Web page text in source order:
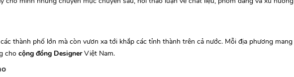
thành phố lớn mà còn vươn xa tới khắp các tỉnh thành trên cả nước. Mỗi địa phương mang
cho cộng đồng DesignerViệt Nam.